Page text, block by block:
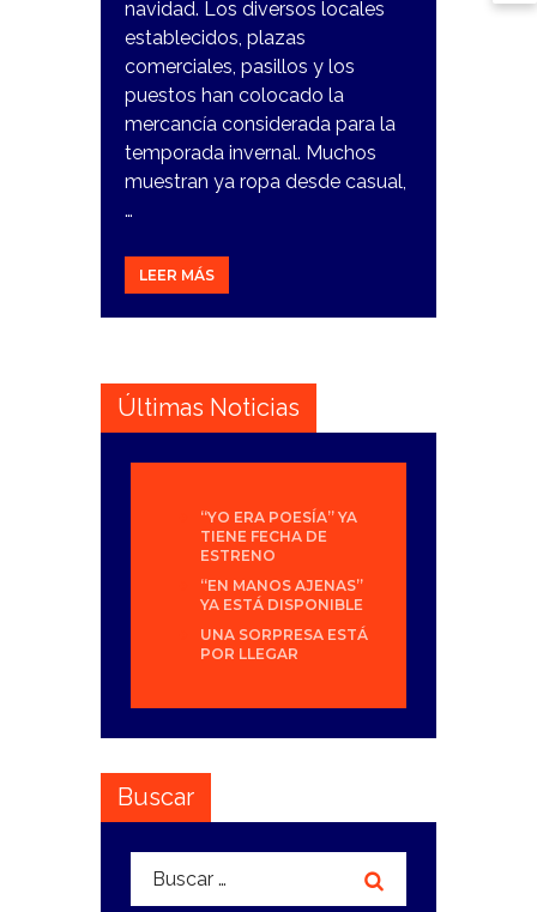
navidad. Los diversos locales
establecidos, plazas
comerciales, pasillos y los
puestos han colocado la
mercancía considerada para la
temporada invernal. Muchos
muestran ya ropa desde casual,
…
LEER MÁS
Últimas Noticias
“YO ERA POESÍA” YA
TIENE FECHA DE
ESTRENO
“EN MANOS AJENAS”
YA ESTÁ DISPONIBLE
UNA SORPRESA ESTÁ
POR LLEGAR
Buscar
Buscar: